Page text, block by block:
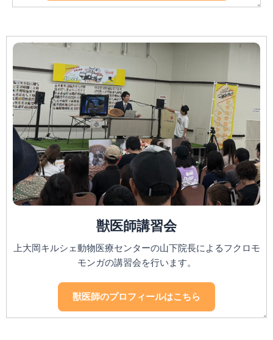
獣医師講習会
上大岡キルシェ動物医療センターの山下院長によるフクロモ
モンガの講習会を行います。
獣医師のプロフィールはこちら